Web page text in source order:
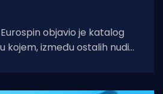
objavio je katalog
kojem, između ostalih nudi